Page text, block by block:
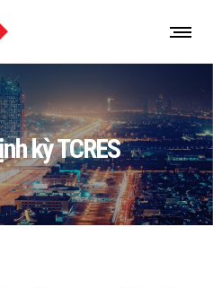
kỳ TCRES